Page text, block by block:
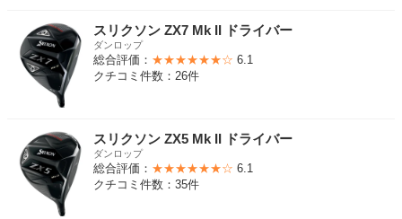
スリクソン ZX7 Mk II ドライバー
ダンロップ
総合評価： ★★★★★★☆ 6.1
クチコミ件数：26件
スリクソン ZX5 Mk II ドライバー
ダンロップ
総合評価： ★★★★★★☆ 6.1
クチコミ件数：35件